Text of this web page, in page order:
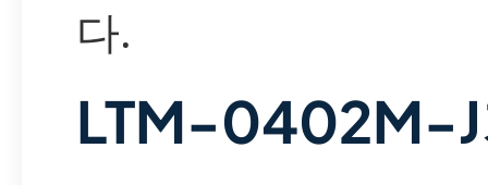
다.
LTM-0402M-